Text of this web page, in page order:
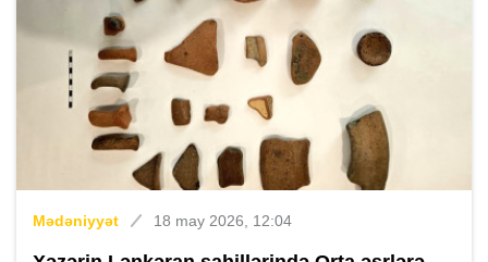
Mədəniyyət 18 may 2026, 12:04